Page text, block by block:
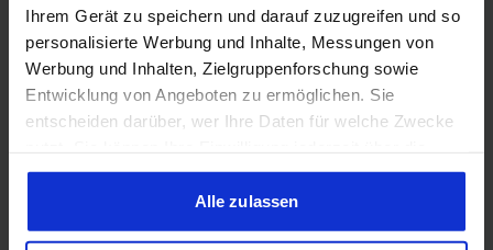
Ihrem Gerät zu speichern und darauf zuzugreifen und so
personalisierte Werbung und Inhalte, Messungen von
Werbung und Inhalten, Zielgruppenforschung sowie
Entwicklung von Angeboten zu ermöglichen. Sie
entscheiden darüber, wer Ihre Daten für welche Zwecke
Cookie-Erklärung oder durch Klicken auf das Privacy
Trigger Symbol ändern oder widerrufen
Alle zulassen
DisplayPort
4x
DisplayPort
2.1b
Encoding